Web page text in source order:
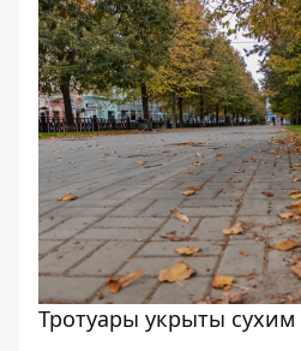
Тротуары укрыты сухим